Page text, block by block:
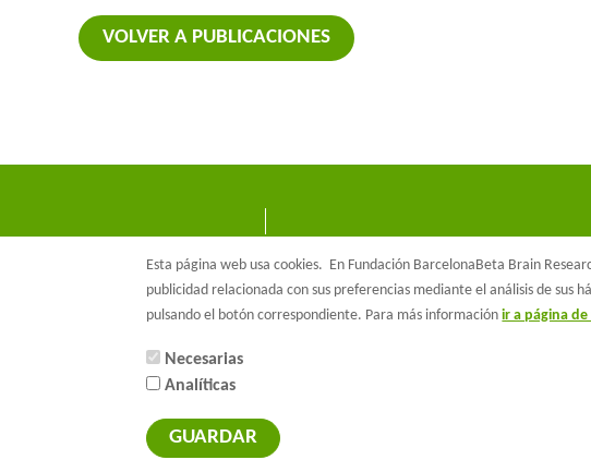
VOLVER A PUBLICACIONES
Esta página web usa cookies. En Fundación BarcelonaBeta Brain
publicidad relacionada con sus preferencias mediante el análisis de sus
pulsando el botón correspondiente. Para más informaciónir a página
Necesarias
Analíticas
GUARDAR